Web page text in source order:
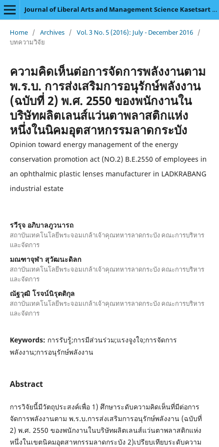
Journal of Liberal Arts and Management Science Kasetsart University
Home / Archives / Vol. 3 No. 5 (2016): July - December 2016 /
บทความวิจัย
ความคิดเห็นต่อการจัดการพลังงานตาม
พ.ร.บ. การส่งเสริมการอนุรักษ์พลังงาน
(ฉบับที่ 2) พ.ศ. 2550 ของพนักงานใน
บริษัทผลิตเลนส์แว่นตาพลาสติกแห่ง
หนึ่งในนิคมอุตสาหกรรมลาดกระบัง
Opinion toward energy management of the energy
conservation promotion act (NO.2) B.E.2550 of employees in
an ophthalmic plastic lenses manufacturer in LADKRABANG
industrial estate
รวีรุจ อภิบาลภูวนารถ
สถาบันเทคโนโลยีพระจอมเกล้าเจ้าคุณทหารลาดกระบัง คณะการบริหาร
และจัดการ
มณฑาจุฬา สุวัฒนะดิลก
สถาบันเทคโนโลยีพระจอมเกล้าเจ้าคุณทหารลาดกระบัง คณะการบริหาร
และจัดการ
ณัฐวุฒิ โรจน์นิรุตติกุล
สถาบันเทคโนโลยีพระจอมเกล้าเจ้าคุณทหารลาดกระบัง คณะการบริหาร
และจัดการ
Keywords: การรับรู้;การมีส่วนร่วม;แรงจูงใจ;การจัดการ
พลังงาน;การอนุรักษ์พลังงาน
Abstract
การวิจัยนี้มีวัตถุประสงค์เพื่อ 1) ศึกษาระดับความคิดเห็นที่มีต่อการ
จัดการพลังงานตาม พ.ร.บ.การส่งเสริมการอนุรักษ์พลังงาน (ฉบับที่
2) พ.ศ. 2550 ของพนักงานในบริษัทผลิตเลนส์แว่นตาพลาสติกแห่ง
หนึ่งในเขตนิคมอุตสาหกรรมลาดกระบัง 2)เปรียบเทียบระดับความ